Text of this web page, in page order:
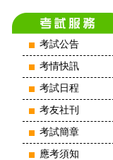
考試公告
考情快訊
考試日程
考友社刊
考試簡章
應考須知